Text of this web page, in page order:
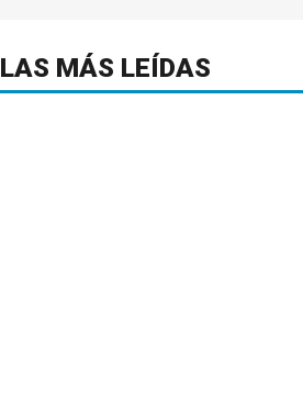
LAS MÁS LEÍDAS